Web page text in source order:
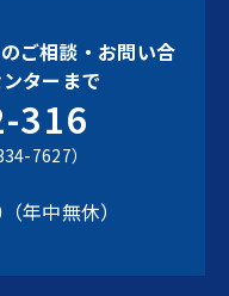
ご相談・お問い合
ターまで
316
7627）
年中無休）